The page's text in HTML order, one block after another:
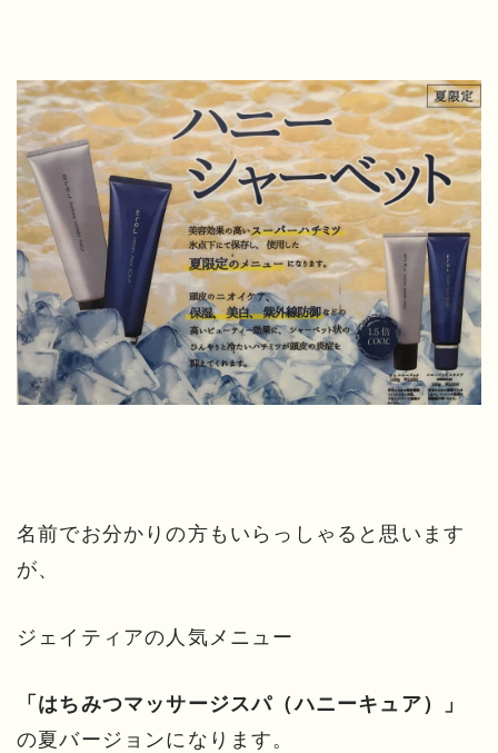
名前でお分かりの方もいらっしゃると思います
が、
ジェイティアの人気メニュー
「はちみつマッサージスパ（ハニーキュア）」
の夏バージョンになります。